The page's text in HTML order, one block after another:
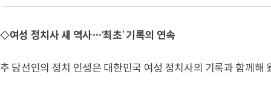
◇여성 정치사 새 역사…‘최초’ 기록의 연속
추 당선인의 정치 인생은 대한민국 여성 정치사의 기록과 함께해